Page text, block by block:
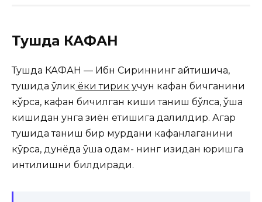
Тушда КАФАН
Тушда КАФАН — Ибн Сириннинг айтишича,
тушида ўлик ёки тирик учун кафан бичганини
кўрса, кафан бичилган киши таниш бўлса, ўша
кишидан унга зиён етишига далилдир. Агар
тушида таниш бир мурдани кафанлаганини
кўрса, дунёда ўша одам- нинг изидан юришга
интилишни билдиради.